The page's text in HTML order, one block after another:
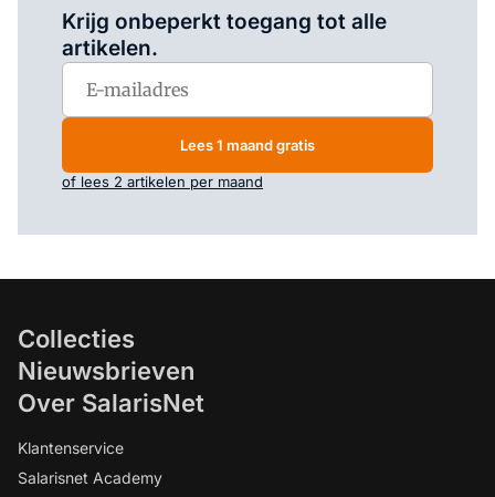
Krijg onbeperkt toegang tot alle
artikelen.
Lees 1 maand gratis
of lees 2 artikelen per maand
Collecties
Nieuwsbrieven
Over SalarisNet
Klantenservice
Salarisnet Academy